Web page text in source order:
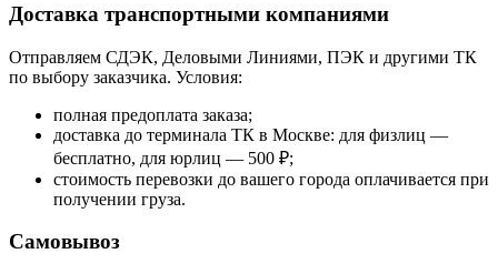
Доставка транспортными компаниями
Отправляем СДЭК, Деловыми Линиями, ПЭК и другими ТК
по выбору заказчика. Условия:
полная предоплата заказа;
доставка до терминала ТК в Москве: для физлиц —
бесплатно, для юрлиц — 500 ₽;
стоимость перевозки до вашего города оплачивается при
получении груза.
Самовывоз